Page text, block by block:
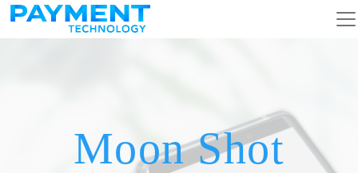
コンテンツへスキップ
メインナビゲーション
Moon Shot